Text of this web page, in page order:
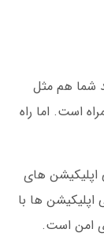
شما هم مثل
است. اما راه
اپلیکیشن های
اپلیکیشن ها با
امن است.